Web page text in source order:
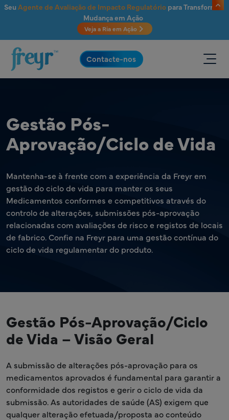
Saltar para o conteúdo principal
Seu Agente de Avaliação de Impacto Regulatóriopara Transformar
Mudança em Ação
Veja a Ria em Ação
.
Contacte-nos
Gestão Pós-
Aprovação/Ciclo de Vida
Mantenha-se à frente com a experiência da Freyr em
gestão do ciclo de vida para manter os seus
Medicamentos conformes e competitivos através do
controlo de alterações, submissões pós-aprovação
relacionadas com avaliações de risco e registos de locais
de fabrico. Confie na Freyr para uma gestão contínua do
ciclo de vida regulamentar do produto.
Gestão Pós-Aprovação/Ciclo
de Vida – Visão Geral
A submissão de alterações pós-aprovação para os
medicamentos aprovados é fundamental para garantir a
conformidade dos registos e gerir o ciclo de vida da
submissão. As autoridades de saúde (AS) exigem que
qualquer alteração efetuada/proposta ao conteúdo